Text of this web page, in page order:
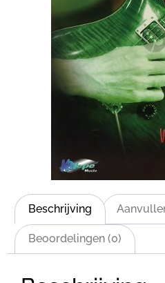
Beschrijving
Beoordelingen (0)